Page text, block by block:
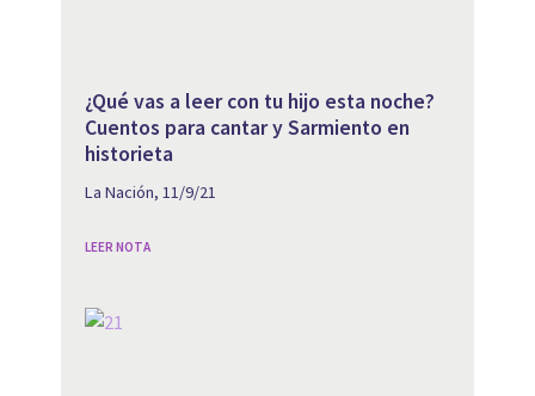
¿Qué vas a leer con tu hijo esta noche?
Cuentos para cantar y Sarmiento en
historieta
La Nación, 11/9/21
LEER NOTA